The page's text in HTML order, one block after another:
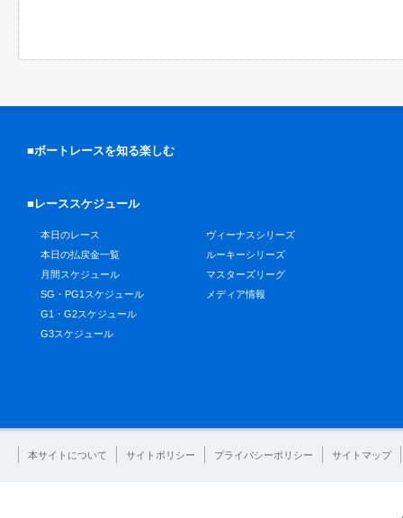
■ボートレースを知る楽しむ
■レーススケジュール
本日のレース
本日の払戻金一覧
月間スケジュール
SG・PG1スケジュール
G1・G2スケジュール
G3スケジュール
ヴィーナスシリーズ
ルーキーシリーズ
マスターズリーグ
メディア情報
本サイトについて サイトポリシー プライバシーポリシー サイトマップ